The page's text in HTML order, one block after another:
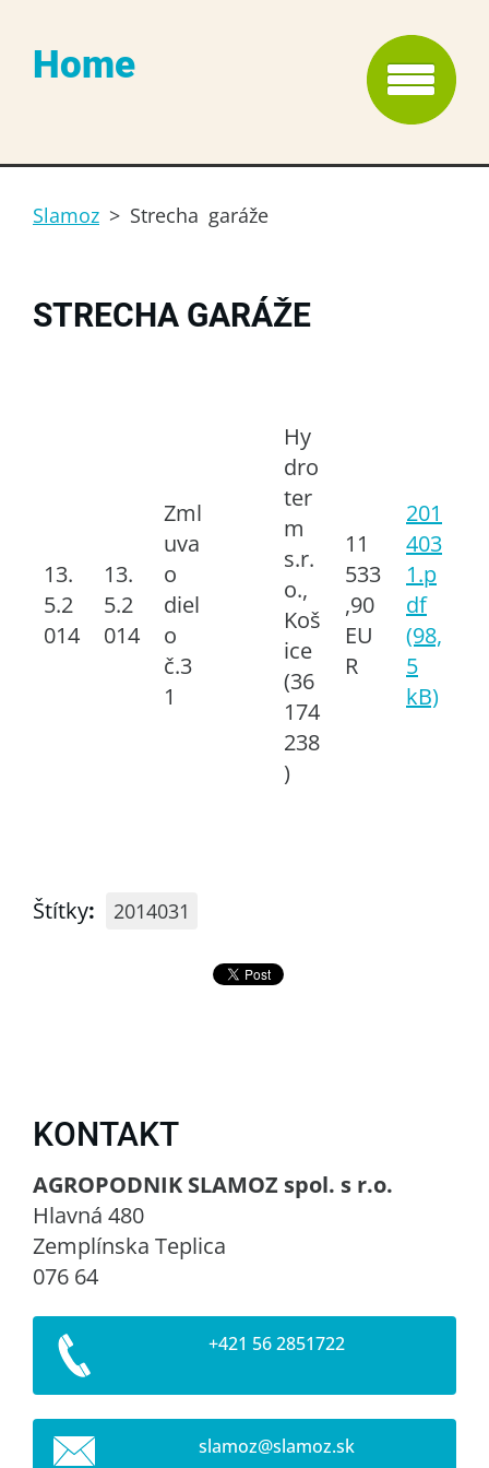
Home
Slamoz > Strecha garáže
STRECHA GARÁŽE
13.
5.2
014
13.
5.2
014
Zml
uva
o
diel
o
č.3
1
Hy
dro
ter
m
s.r.
o.,
Koš
ice
(36
174
238
)
11
533
,90
EU
R
201
403
1.p
df
(98,
5
kB)
Štítky: 2014031
KONTAKT
AGROPODNIK SLAMOZ spol. s r.o.
Hlavná 480
Zemplínska Teplica
076 64
+421 56 2851722
slamoz@slamoz.sk